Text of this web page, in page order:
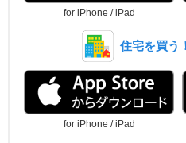
for iPhone / iPad
住宅を買う
for iPhone / iPad